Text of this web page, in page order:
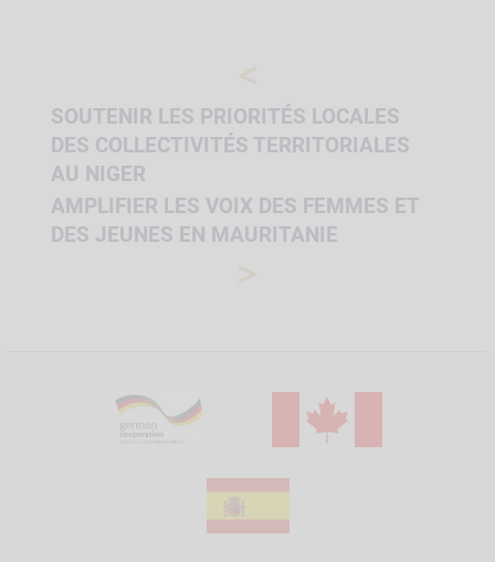
SOUTENIR LES PRIORITÉS LOCALES
DES COLLECTIVITÉS TERRITORIALES
AU NIGER
AMPLIFIER LES VOIX DES FEMMES ET
DES JEUNES EN MAURITANIE